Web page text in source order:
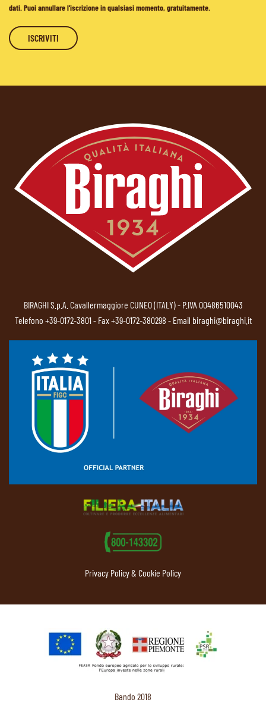
dati. Puoi annullare l'iscrizione in qualsiasi momento, gratuitamente.
BIRAGHI S.p.A. Cavallermaggiore CUNEO (ITALY) - P.IVA 00486510043
Telefono +39-0172-3801- Fax +39-0172-380298 - Email biraghi@biraghi.it
Privacy Policy & Cookie Policy
Bando 2018